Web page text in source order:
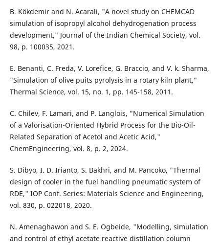
B. Kökdemir and N. Acarali, "A novel study on CHEMCAD
simulation of isopropyl alcohol dehydrogenation process
development," Journal of the Indian Chemical Society, vol.
98, p. 100035, 2021.
E. Benanti, C. Freda, V. Lorefice, G. Braccio, and V. k. Sharma,
"Simulation of olive puits pyrolysis in a rotary kiln plant,"
Thermal Science, vol. 15, no. 1, pp. 145-158, 2011.
C. Chilev, F. Lamari, and P. Langlois, "Numerical Simulation
of a Valorisation-Oriented Hybrid Process for the Bio-Oil-
Related Separation of Acetol and Acetic Acid,"
ChemEngineering, vol. 8, p. 2, 2024.
S. Dibyo, I. D. Irianto, S. Bakhri, and M. Pancoko, "Thermal
design of cooler in the fuel handling pneumatic system of
RDE," IOP Conf. Series: Materials Science and Engineering,
vol. 830, p. 022018, 2020.
N. Amenaghawon and S. E. Ogbeide, "Modelling, simulation
and control of ethyl acetate reactive distillation column